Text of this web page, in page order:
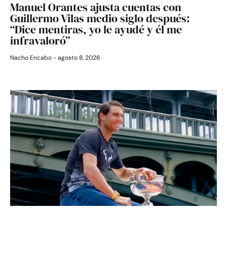
Manuel Orantes ajusta cuentas con
Guillermo Vilas medio siglo después:
“Dice mentiras, yo le ayudé y él me
infravaloró”
Nacho Encabo agosto 8, 2026